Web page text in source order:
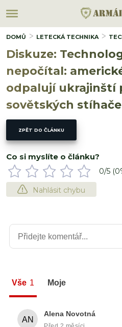
DOMŮ LETECKÁ TECHNIKA
Diskuze:
nepočítal:
odpalují ukrajinští
sovětských
ZPĚT DO ČLÁNKU
Co si myslíte o článku?
0/5 (0
Nahlásit chybu